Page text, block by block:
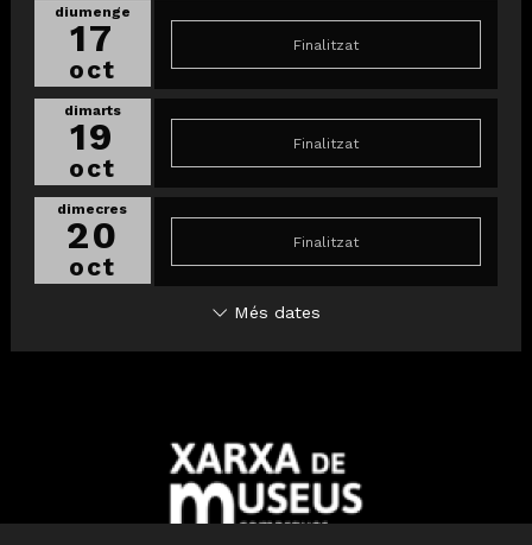
diumenge
17
oct
Finalitzat
dimarts
19
oct
Finalitzat
dimecres
20
oct
Finalitzat
Més dates